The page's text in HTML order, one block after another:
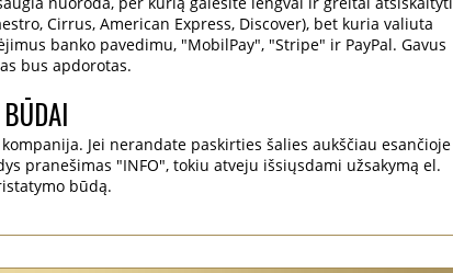
Cirrus, American Express, Discover), bet kuria valiuta
banko pavedimu, "MobilPay", "Stripe" ir PayPal. Gavus
bus apdorotas.
Jei nerandate paskirties šalies aukščiau esančioje
pranešimas "INFO", tokiu atveju išsiųsdami užsakymą el.
būdą.